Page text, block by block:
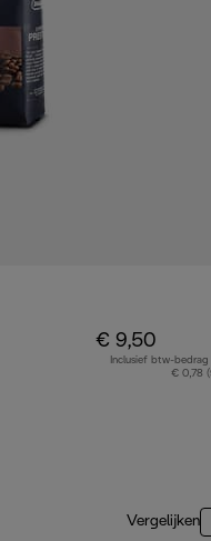
€ 9,50
Inclusief btw-bedrag
€ 0,78
Vergelijken